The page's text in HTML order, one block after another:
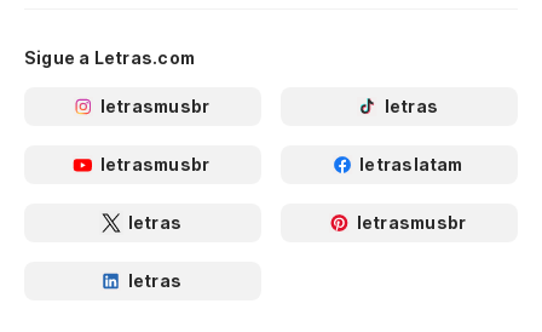
Sigue a Letras.com
letrasmusbr letras
letrasmusbr letraslatam
letras letrasmusbr
letras